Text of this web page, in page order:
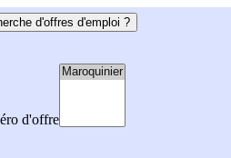
d'offres d'emploi ?
d'offre